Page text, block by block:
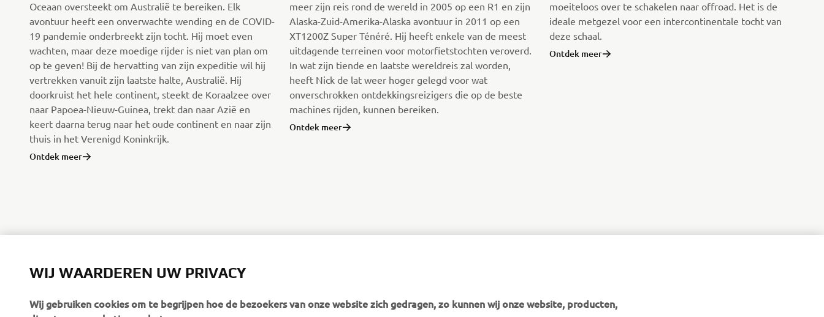
Oceaan oversteekt om Australië te bereiken. Elk
avontuur heeft een onverwachte wending en de COVID-
19 pandemie onderbreekt zijn tocht. Hij moet even
wachten, maar deze moedige rijder is niet van plan om
op te geven! Bij de hervatting van zijn expeditie wil hij
vertrekken vanuit zijn laatste halte, Australië. Hij
doorkruist het hele continent, steekt de Koraalzee over
naar Papoea-Nieuw-Guinea, trekt dan naar Azië en
keert daarna terug naar het oude continent en naar zijn
thuis in het Verenigd Koninkrijk.
Ontdek meer
meer zijn reis rond de wereld in 2005 op een R1 en zijn
Alaska-Zuid-Amerika-Alaska avontuur in 2011 op een
XT1200Z Super Ténéré. Hij heeft enkele van de meest
uitdagende terreinen voor motorfietstochten veroverd.
In wat zijn tiende en laatste wereldreis zal worden,
heeft Nick de lat weer hoger gelegd voor wat
onverschrokken ontdekkingsreizigers die op de beste
machines rijden, kunnen bereiken.
Ontdek meer
moeiteloos over te schakelen naar offroad. Het is de
ideale metgezel voor een intercontinentale tocht van
deze schaal.
Ontdek meer
WIJ WAARDEREN UW PRIVACY
Wij gebruiken cookies om te begrijpen hoe de bezoekers van onze website zich gedragen, zo kunnen wij onze website, producten,